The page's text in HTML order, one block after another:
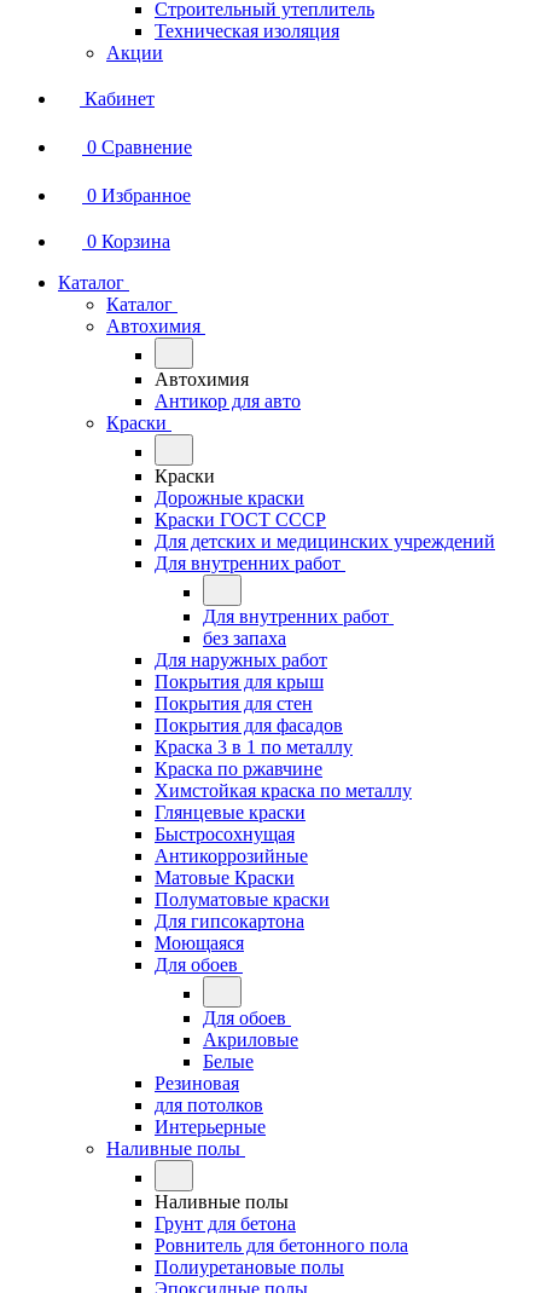
Строительный утеплитель
Техническая изоляция
Акции
Кабинет
0 Сравнение
0 Избранное
0 Корзина
Каталог
Каталог
Автохимия
Автохимия
Антикор для авто
Краски
Краски
Дорожные краски
Краски ГОСТ СССР
Для детских и медицинских учреждений
Для внутренних работ
Для внутренних работ
без запаха
Для наружных работ
Покрытия для крыш
Покрытия для стен
Покрытия для фасадов
Краска 3 в 1 по металлу
Краска по ржавчине
Химстойкая краска по металлу
Глянцевые краски
Быстросохнущая
Антикоррозийные
Матовые Краски
Полуматовые краски
Для гипсокартона
Моющаяся
Для обоев
Для обоев
Акриловые
Белые
Резиновая
для потолков
Интерьерные
Наливные полы
Наливные полы
Грунт для бетона
Ровнитель для бетонного пола
Полиуретановые полы
Эпоксидные полы